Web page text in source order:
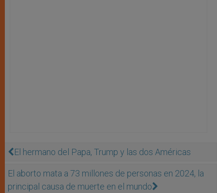
El hermano del Papa, Trump y las dos Américas
El aborto mata a 73 millones de personas en 2024, la
principal causa de muerte en el mundo